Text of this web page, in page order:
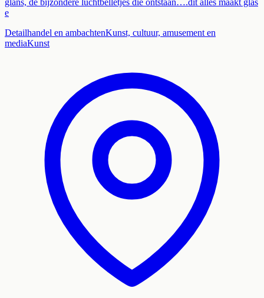
e
Detailhandel en ambachtenKunst, cultuur, amusement en
mediaKunst